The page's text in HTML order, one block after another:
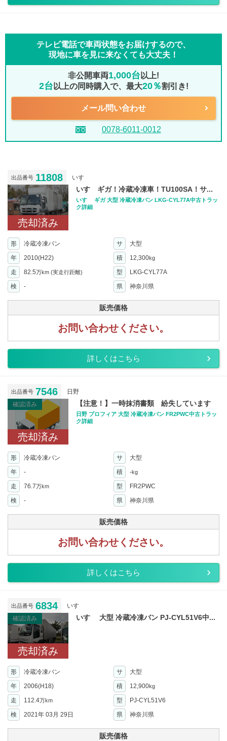
テレビ電話で車両状態をお届けするので、
現地に車を見に来なくても大丈夫！
非公開車両1,000台 以上!
2台 以上の同時購入で、最大20％割引き!
メール問い合わせ
0078-6011-0012
出品番号 11808 いすゞ
売却済み
いすゞギガ！冷蔵冷凍車！TU100SA！サ...
いすゞ ギガ 大型 冷蔵冷凍バン LKG-CYL77A中古トラッ
ク詳細
形 冷蔵冷凍バン サ
大型
年
2010(H22) 積 12,300kg
走 82.5万km (実走行距離) 型
LKG-CYL77A
検
- 県 神奈川県
販売価格
お問い合わせください。
詳しくはこちら
出品番号 7546
日野
確認済み
売却済み
【注意！】一時抹消書類 紛失しています
日野 プロフィア 大型 冷蔵冷凍バン FR2PWC中古トラッ
ク詳細
形 冷蔵冷凍バン サ
大型
年
- 積 -kg
走 76.7万km 型
FR2PWC
検
- 県 神奈川県
販売価格
お問い合わせください。
詳しくはこちら
出品番号 6834
いすゞ
確認済み
売却済み
いすゞ 大型 冷蔵冷凍バン PJ-CYL51V6中...
形 冷蔵冷凍バン サ
大型
年
2006(H18) 積 12,900kg
走 112.4万km 型
PJ-CYL51V6
検
2021年 03月 29日 県 神奈川県
販売価格